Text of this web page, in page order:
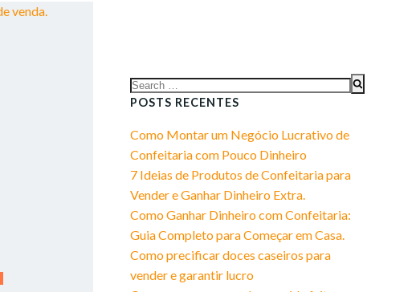
Search
for:
POSTS RECENTES
Como Montar um Negócio Lucrativo de
Confeitaria com Pouco Dinheiro​
7 Ideias de Produtos de Confeitaria para
Vender e Ganhar Dinheiro Extra.​
Como Ganhar Dinheiro com Confeitaria:
Guia Completo para Começar em Casa.​
Como precificar doces caseiros para
vender e garantir lucro